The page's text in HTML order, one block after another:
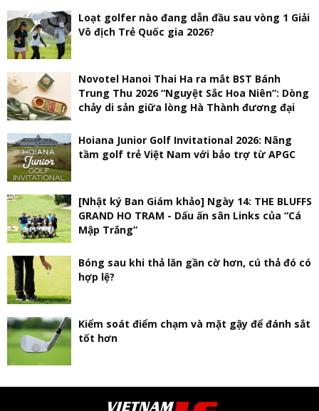
Loạt golfer nào đang dẫn đầu sau vòng 1 Giải
Vô địch Trẻ Quốc gia 2026?
Novotel Hanoi Thai Ha ra mắt BST Bánh
Trung Thu 2026 “Nguyệt Sắc Hoa Niên”: Dòng
chảy di sản giữa lòng Hà Thành đương đại
Hoiana Junior Golf Invitational 2026: Nâng
tầm golf trẻ Việt Nam với bảo trợ từ APGC
[Nhật ký Ban Giám khảo] Ngày 14: THE BLUFFS
GRAND HO TRAM - Dấu ấn sân Links của “Cá
Mập Trắng”
Bóng sau khi thả lăn gần cờ hơn, cú thả đó có
hợp lệ?
Kiểm soát điểm chạm và mặt gậy để đánh sắt
tốt hơn